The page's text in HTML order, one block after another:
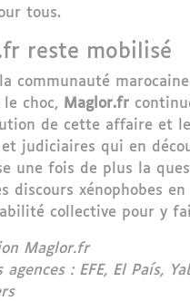
tous.
reste mobilisé
communauté marocaine
le choc, Maglor.fr
de cette affaire et
judiciaires qui en
une fois de plus la
discours xénophobes
collective pour y
Maglor.fr
agences : EFE, El País,